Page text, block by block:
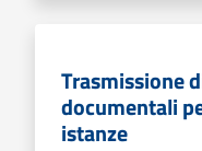
Trasmissione
documentali
istanze